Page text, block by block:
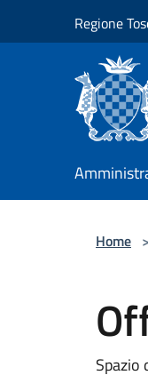
Regione
Home >
Spazio